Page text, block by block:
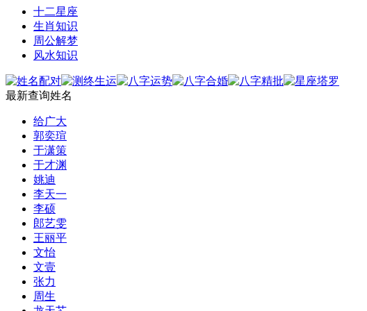
十二星座
生肖知识
周公解梦
风水知识
最新查询姓名
给广大
郭奕瑄
于潇策
于才渊
姚迪
李天一
李硕
郎艺雯
王丽平
文怡
文壹
张力
周生